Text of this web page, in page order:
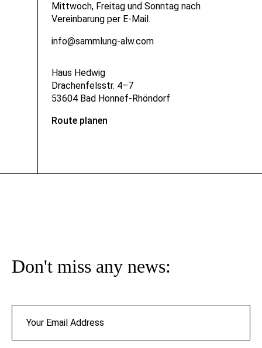
Haus Hedwig
Drachenfelsstr. 4–7
53604 Bad Honnef-Rhöndorf
Route planen
Mittwoch, Freitag und Sonntag nach
Vereinbarung per E-Mail.
info@sammlung-alw.com
Don't miss any news: